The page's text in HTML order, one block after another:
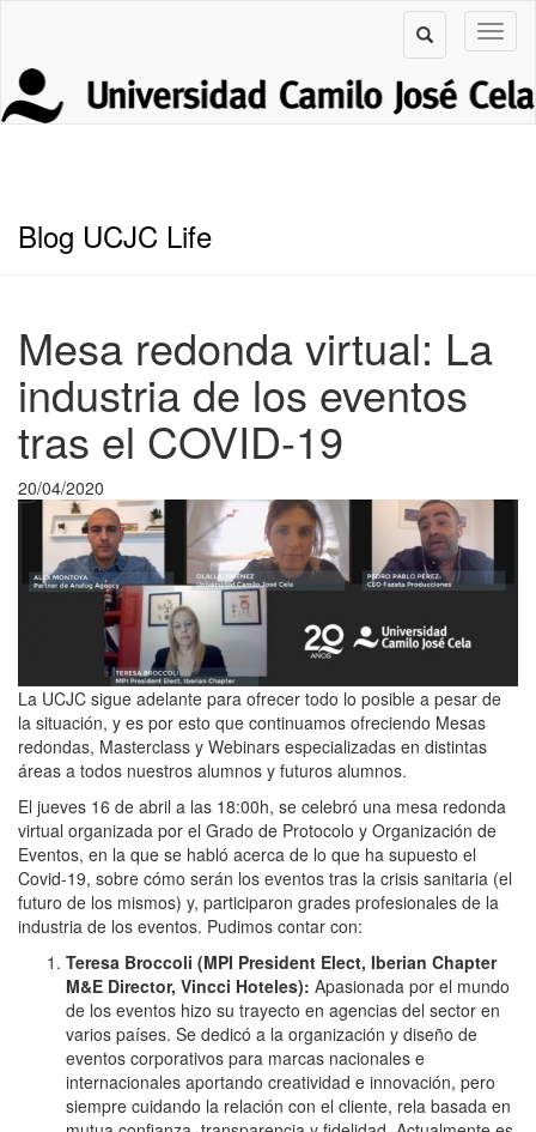
Blog UCJC Life
Mesa redonda virtual: La
industria de los eventos
tras el COVID-19
20/04/2020
La UCJC sigue adelante para ofrecer todo lo posible a pesar de
la situación, y es por esto que continuamos ofreciendo Mesas
redondas, Masterclass y Webinars especializadas en distintas
áreas a todos nuestros alumnos y futuros alumnos.
El jueves 16 de abril a las 18:00h, se celebró una mesa redonda
virtual organizada por el Grado de Protocolo y Organización de
Eventos, en la que se habló acerca de lo que ha supuesto el
Covid-19, sobre cómo serán los eventos tras la crisis sanitaria (el
futuro de los mismos) y, participaron grades profesionales de la
industria de los eventos. Pudimos contar con:
Teresa Broccoli (MPI President Elect, Iberian Chapter
M&E Director, Vincci Hoteles): Apasionada por el mundo
de los eventos hizo su trayecto en agencias del sector en
varios países. Se dedicó a la organización y diseño de
eventos corporativos para marcas nacionales e
internacionales aportando creatividad e innovación, pero
siempre cuidando la relación con el cliente, rela basada en